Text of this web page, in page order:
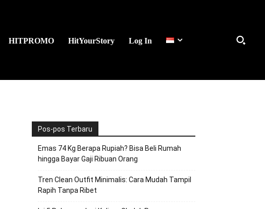
HITPROMO HitYourStory Log In
Pos-pos Terbaru
Emas 74 Kg Berapa Rupiah? Bisa Beli Rumah
hingga Bayar Gaji Ribuan Orang
Tren Clean Outfit Minimalis: Cara Mudah Tampil
Rapih Tanpa Ribet